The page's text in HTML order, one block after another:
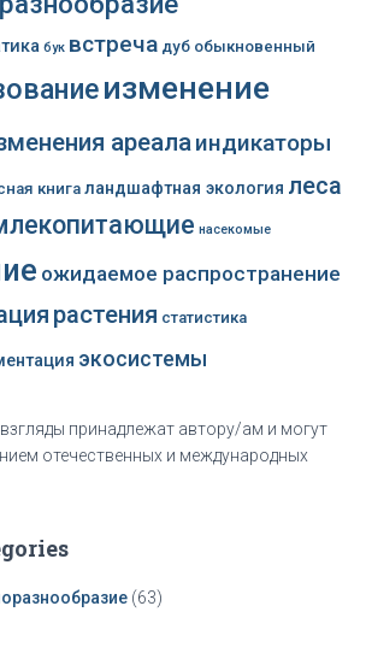
бук встреча дуб обыкновенный
изменение
ареалаиндикаторы
книга ландшафтная экология леса
насекомые
ожидаемое распространение
растения статистика
экосистемы
принадлежат автору/ам и могут
отечественных и международных
(63)